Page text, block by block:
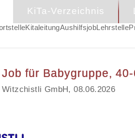
KiTa-Verzeichnis
KitaleitungAushilfsjobLehrstelle
für Babygruppe,
GmbH, 08.06.2026